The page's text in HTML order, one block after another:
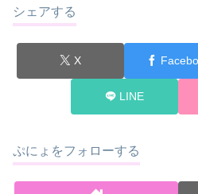
シェアする
X
LINE
ぷにょをフォローする